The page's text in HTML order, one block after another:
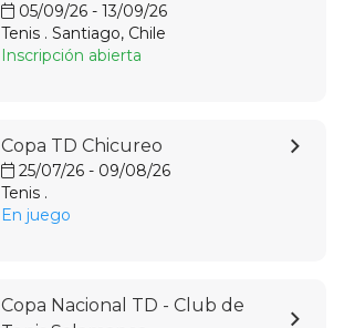
05/09/26 - 13/09/26
Tenis . Santiago, Chile
Inscripción abierta
Copa TD Chicureo
25/07/26 - 09/08/26
Tenis .
En juego
Copa Nacional TD - Club de